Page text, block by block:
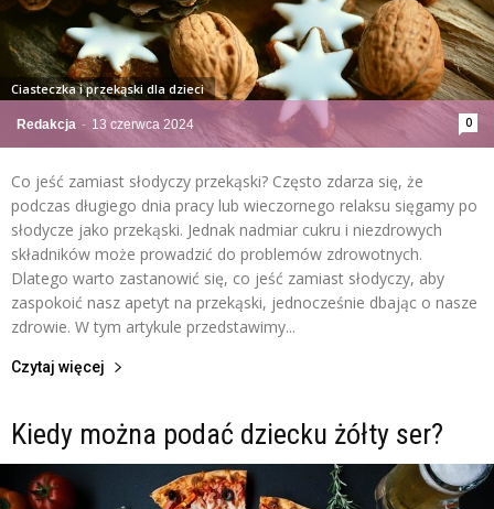
Redakcja - 13 czerwca 2024 0
Ciasteczka i przekąski dla dzieci
Co jeść zamiast słodyczy przekąski? Często zdarza się, że
podczas długiego dnia pracy lub wieczornego relaksu sięgamy po
słodycze jako przekąski. Jednak nadmiar cukru i niezdrowych
składników może prowadzić do problemów zdrowotnych.
Dlatego warto zastanowić się, co jeść zamiast słodyczy, aby
zaspokoić nasz apetyt na przekąski, jednocześnie dbając o nasze
zdrowie. W tym artykule przedstawimy...
Czytaj więcej
Kiedy można podać dziecku żółty ser?